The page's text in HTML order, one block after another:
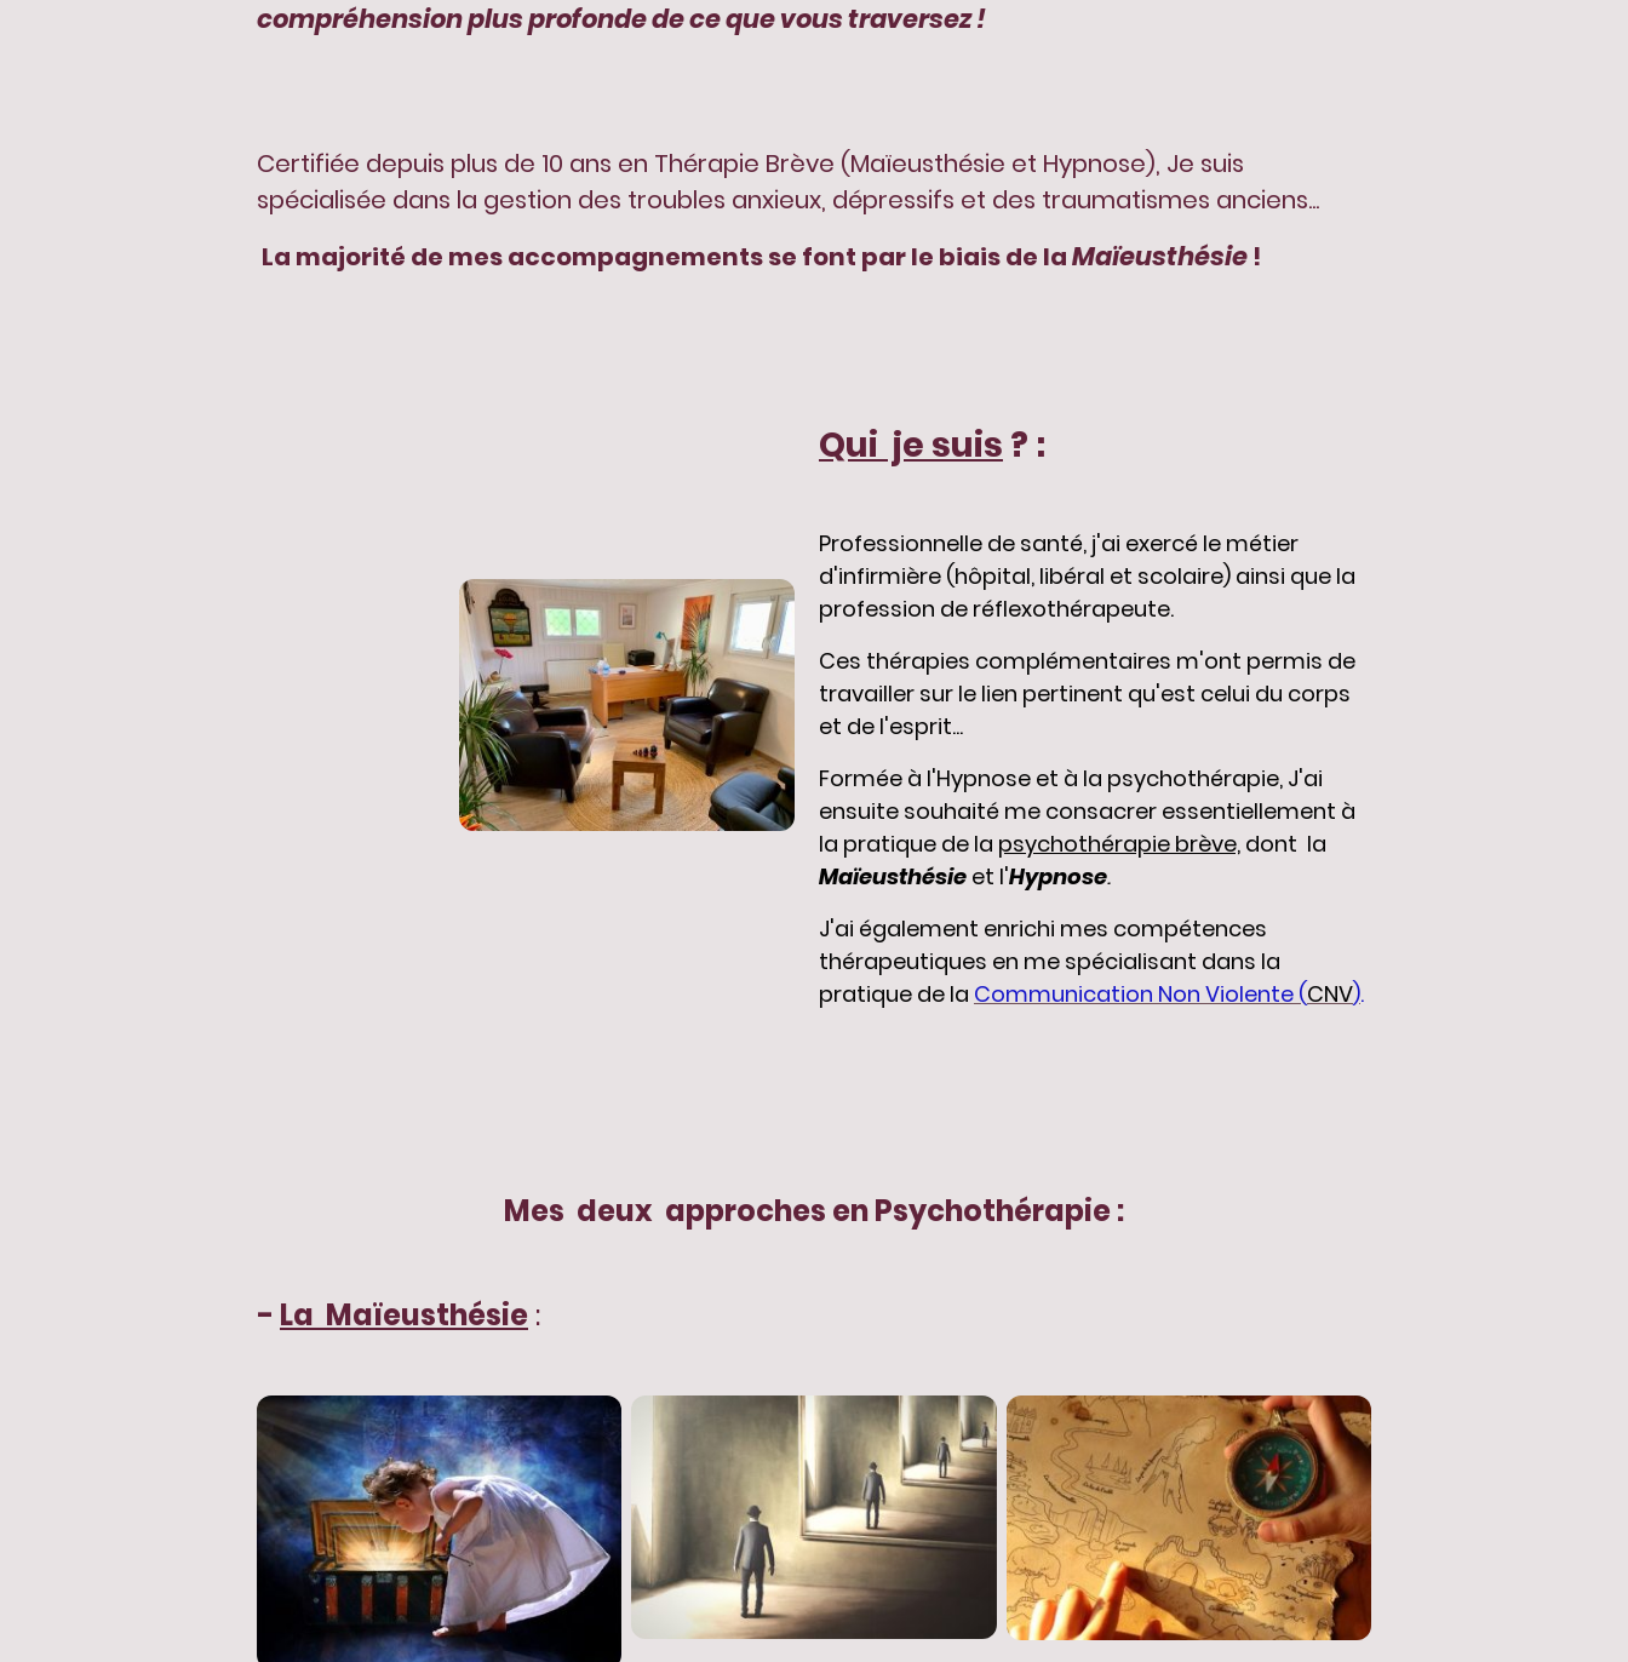
compréhension plus profonde de ce que vous traversez !
Certifiée depuis plus de 10 ans en Thérapie Brève (Maïeusthésie et Hypnose), Je suis
spécialisée dans la gestion des troubles anxieux, dépressifs et des traumatismes anciens...
La majorité de mes accompagnements se font par le biais de laMaïeusthésie !
Qui je suis ? :
Professionnelle de santé, j'ai exercé le métier
d'infirmière (hôpital, libéral et scolaire) ainsi que la
profession de réflexothérapeute.
Ces thérapies complémentaires m'ont permis de
travailler sur le lien pertinent qu'est celui du corps
et de l'esprit...
Formée à l'Hypnose et à la psychothérapie, J'ai
ensuite souhaité me consacrer essentiellement à
la pratique de la psychothérapie brève,dont la
Maïeusthésie et l'Hypnose.
J'ai également enrichi mes compétences
thérapeutiques en me spécialisant dans la
pratique de la Communication Non Violente (CNV).
Mes deux approches en Psychothérapie :
- La Maïeusthésie :